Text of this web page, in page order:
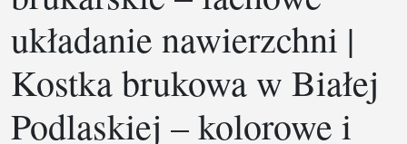
układanie nawierzchni |
Kostka brukowa w Białej
Podlaskiej – kolorowe i